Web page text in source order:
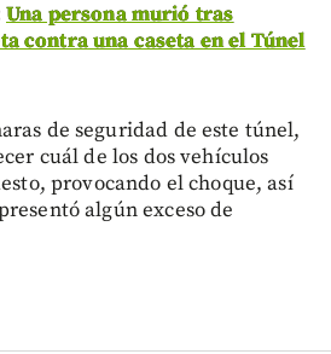
Una persona murió tras
contra una caseta en el Túnel
de seguridad de este túnel,
cuál de los dos vehículos
provocando el choque, así
algún exceso de